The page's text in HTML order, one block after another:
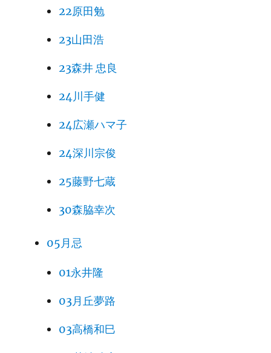
22原田勉
23山田浩
23森井 忠良
24川手健
24広瀬ハマ子
24深川宗俊
25藤野七蔵
30森脇幸次
05月忌
01永井隆
03月丘夢路
03高橋和巳